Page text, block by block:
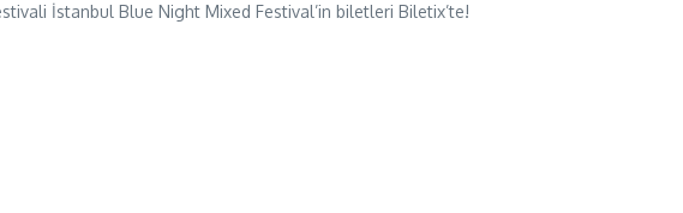
İstanbul Blue Night Mixed Festival’in biletleri Biletix’te!